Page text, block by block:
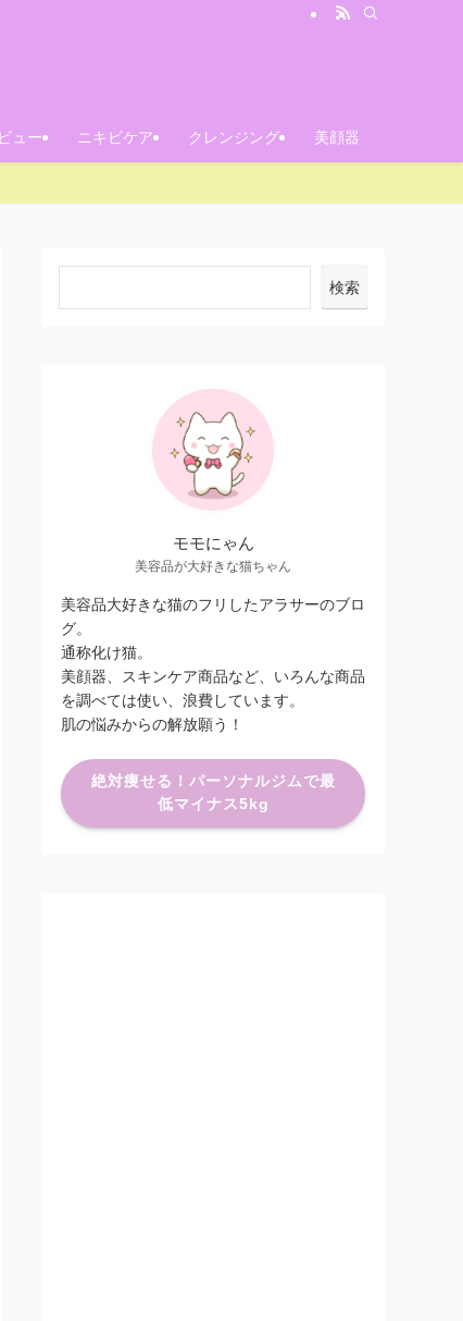
ュー ニキビケア クレンジング 美顔器
検索
モモにゃん
美容品が大好きな猫ちゃん
美容品大好きな猫のフリしたアラサーのブロ
グ。
通称化け猫。
美顔器、スキンケア商品など、いろんな商品
を調べては使い、浪費しています。
肌の悩みからの解放願う！
絶対痩せる！パーソナルジムで最
低マイナス5kg